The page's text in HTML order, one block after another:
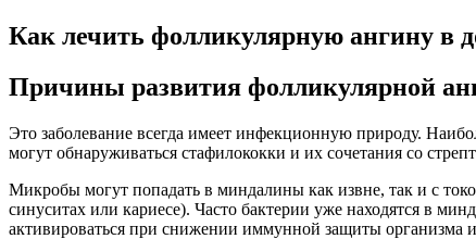
Как лечить фолликулярную ангину в
Причины развития фолликулярной
Это заболевание всегда имеет инфекционную природу.
могут обнаруживаться стафилококки и их сочетания со
Микробы могут попадать в миндалины как извне, так и с
синуситах или кариесе). Часто бактерии уже находятся в
активироваться при снижении иммунной защиты организма